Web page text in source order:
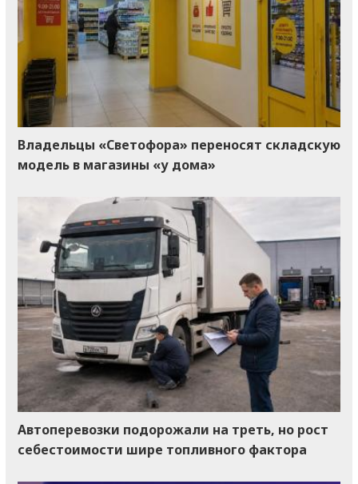
Владельцы «Светофора» переносят складскую
модель в магазины «у дома»
Автоперевозки подорожали на треть, но рост
себестоимости шире топливного фактора